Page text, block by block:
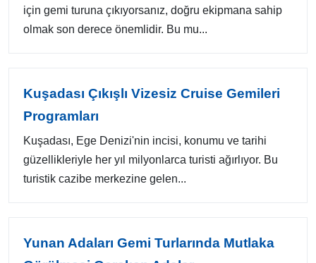
için gemi turuna çıkıyorsanız, doğru ekipmana sahip
olmak son derece önemlidir. Bu mu...
Kuşadası Çıkışlı Vizesiz Cruise Gemileri
Programları
Kuşadası, Ege Denizi'nin incisi, konumu ve tarihi
güzellikleriyle her yıl milyonlarca turisti ağırlıyor. Bu
turistik cazibe merkezine gelen...
Yunan Adaları Gemi Turlarında Mutlaka